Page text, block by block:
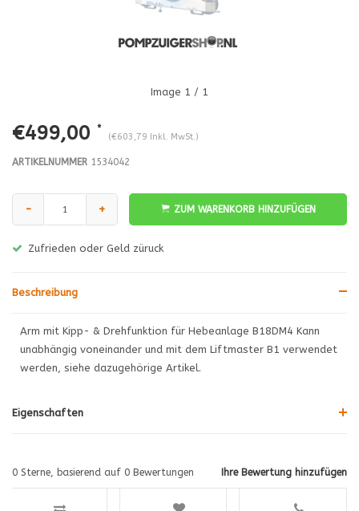
Image 1 / 1
€499,00 *
(€603,79 Inkl. MwSt.)
ARTIKELNUMMER 1534042
- + ZUM WARENKORB HINZUFÜGEN
Zufrieden oder Geld züruck
Beschreibung
Arm mit Kipp- & Drehfunktion für Hebeanlage B18DM4 Kann
unabhängig voneinander und mit dem Liftmaster B1 verwendet
werden, siehe dazugehörige Artikel.
Eigenschaften
Ihre Bewertung hinzufügen
0 Sterne, basierend auf 0 Bewertungen